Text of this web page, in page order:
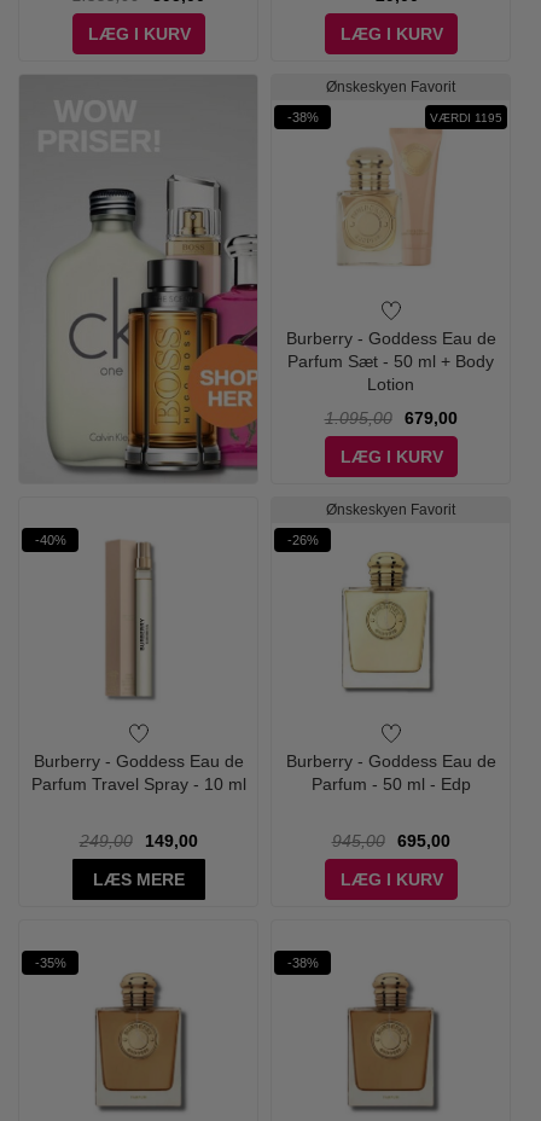
LÆG I KURV
LÆG I KURV
Ønskeskyen Favorit
-38% VÆRDI 1195
Burberry - Goddess Eau de
Parfum Sæt - 50 ml + Body
Lotion
1.095,00
679,00
LÆG I KURV
-40%
Burberry - Goddess Eau de
Parfum Travel Spray - 10 ml
249,00
149,00
LÆS MERE
Ønskeskyen Favorit
-26%
Burberry - Goddess Eau de
Parfum - 50 ml - Edp
945,00
695,00
LÆG I KURV
-35% -38%